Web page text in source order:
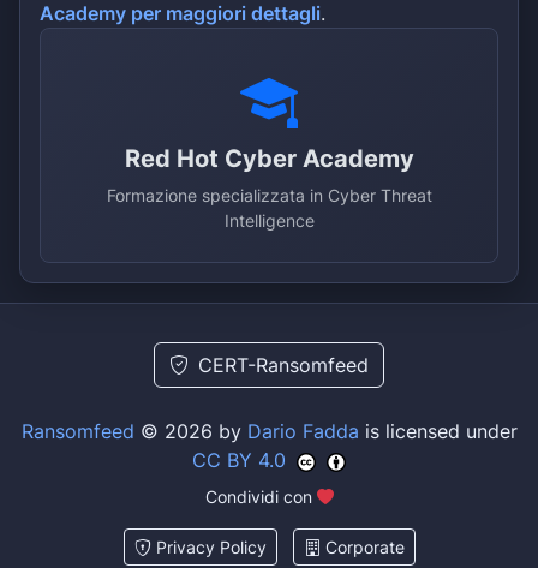
Academy per maggiori dettagli.
Red Hot Cyber Academy
Formazione specializzata in Cyber Threat
Intelligence
CERT-Ransomfeed
Ransomfeed © 2026 by Dario Fadda is licensed under
CC BY 4.0
Condividi con
Privacy Policy Corporate